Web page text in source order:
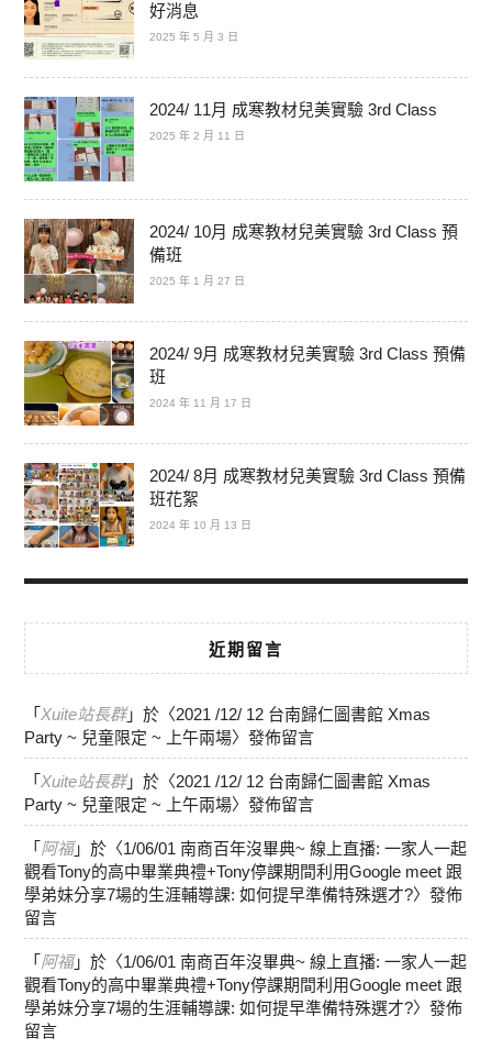
好消息
2025 年 5 月 3 日
2024/ 11月 成寒教材兒美實驗 3rd Class
2025 年 2 月 11 日
2024/ 10月 成寒教材兒美實驗 3rd Class 預
備班
2025 年 1 月 27 日
2024/ 9月 成寒教材兒美實驗 3rd Class 預備
班
2024 年 11 月 17 日
2024/ 8月 成寒教材兒美實驗 3rd Class 預備
班花絮
2024 年 10 月 13 日
近期留言
「 Xuite站長群」於〈2021 /12/ 12 台南歸仁圖書館 Xmas
Party ~ 兒童限定 ~ 上午兩場〉發佈留言
「 Xuite站長群」於〈2021 /12/ 12 台南歸仁圖書館 Xmas
Party ~ 兒童限定 ~ 上午兩場〉發佈留言
「 阿福」於〈1/06/01 南商百年沒畢典~ 線上直播: 一家人一起
觀看Tony的高中畢業典禮+Tony停課期間利用Google meet 跟
學弟妹分享7場的生涯輔導課: 如何提早準備特殊選才?〉發佈
留言
「 阿福」於〈1/06/01 南商百年沒畢典~ 線上直播: 一家人一起
觀看Tony的高中畢業典禮+Tony停課期間利用Google meet 跟
學弟妹分享7場的生涯輔導課: 如何提早準備特殊選才?〉發佈
留言